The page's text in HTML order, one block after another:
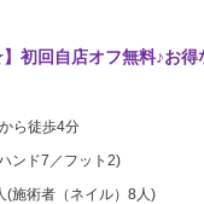
初回自店オフ無料♪お
ら徒歩4分
ンド7／フット2)
(施術者（ネイル）8人)